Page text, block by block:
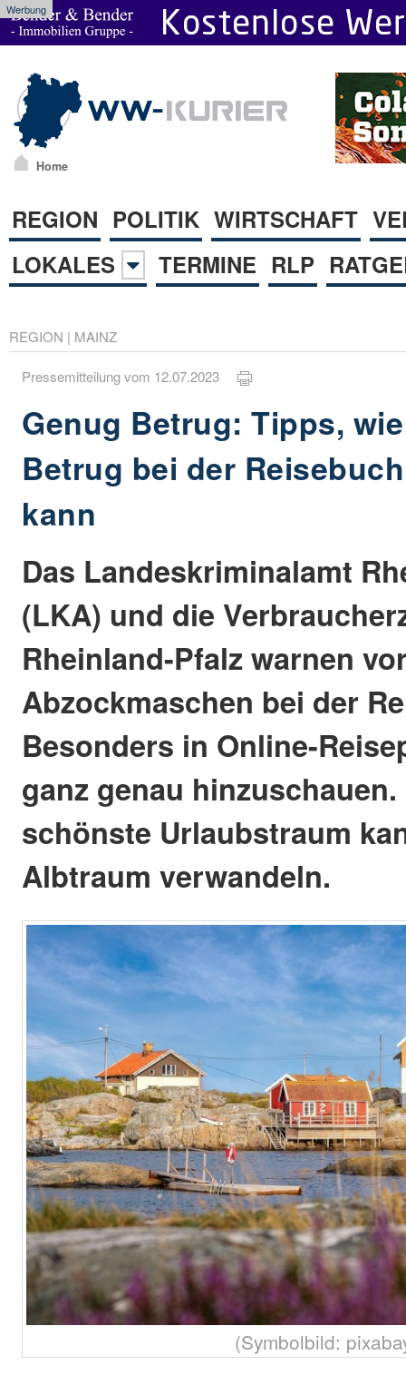
Werbung
Home
REGION POLITIK WIRTSCHAFT
LOKALES
TERMINE RLP
REGION | MAINZ
Pressemitteilung vom 12.07.2023
Genug Betrug: Tipps,
Betrug bei der
kann
Das Landeskriminalamt
(LKA) und die
Rheinland-Pfalz warnen
Abzockmaschen bei der
Besonders in Online-
ganz genau
schönste Urlaubstraum
Albtraum verwandeln.
(Symbolbild: